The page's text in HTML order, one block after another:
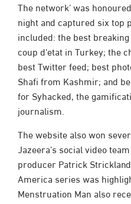
The network’ was
night and captured six top
included: the best
coup d'etat in Turkey; the
best Twitter feed; best
Shafi from Kashmir; and
for Syhacked, the
journalism.
The website also won
Jazeera’s social video
producer Patrick
America series was
Menstruation Man also